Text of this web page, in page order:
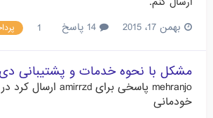
بهمن 17، 2015
1
مشکل با نحوه خدمات و پشتیبانی
mehranjo پاسخی برای amirrzd ارسال کرد
خودمانی